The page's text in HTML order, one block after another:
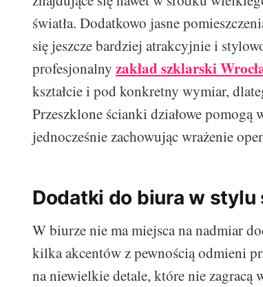
światła. Dodatkowo jasne
się jeszcze bardziej atrakcyjnie i
profesjonalny zakład szklarski
kształcie i pod konkretny wymiar,
Przeszklone ścianki działowe
jednocześnie zachowując wrażenie
Dodatki do biura w
W biurze nie ma miejsca na nadmiar
kilka akcentów z pewnością odmieni
na niewielkie detale, które nie zagracą